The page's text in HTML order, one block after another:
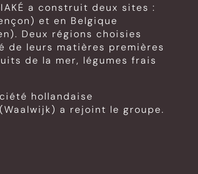
a construit deux sites :
et en Belgique
Deux régions choisies
de leurs matières premières
de la mer, légumes frais
hollandaise
(Waalwijk) a rejoint le groupe.